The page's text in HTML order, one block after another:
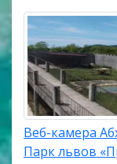
Веб-камера
Парк львов